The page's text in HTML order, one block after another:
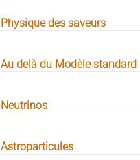
Physique des saveurs
Au delà du Modèle standard
Neutrinos
Astroparticules